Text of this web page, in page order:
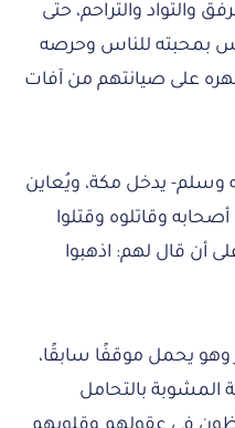
والتواد والتراحم، حتى
بمحبته للناس وحرصه
على صيانتهم من آفات
وسلم- يدخل مكة، ويُعاين
وقاتلوه وقتلوا
أن قال لهم: اذهبوا
وهو يحمل موقفًا سابقًا،
المشوبة بالتحامل